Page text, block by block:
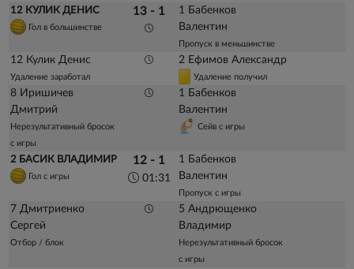
12 КУЛИК ДЕНИС
Гол в большинстве
13 - 1
1 Бабенков
Валентин
Пропуск в меньшинстве
12 Кулик Денис
Удаление заработал
2 Ефимов Александр
Удаление получил
8 Иришичев
Дмитрий
Нерезультативный бросок
с игры
1 Бабенков
Валентин
Сейв с игры
2 БАСИК ВЛАДИМИР
Гол с игры
12 - 1
01:31
1 Бабенков
Валентин
Пропуск с игры
7 Дмитриенко
Сергей
Отбор / блок
5 Андрющенко
Владимир
Нерезультативный бросок
с игры